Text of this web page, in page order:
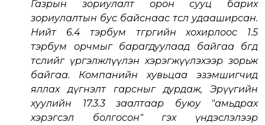
Газрын зориулалт орон сууц барих
зориулалтын бус байснаас төсөл удааширсан.
Нийт 6.4 тэрбум төгрөгийн хохирлоос 1.5
тэрбум орчмыг барагдуулаад байгаа бөгөөд
төслийг үргэлжлүүлэн хэрэгжүүлэхээр зорьж
байгаа. Компанийн хувьцаа эзэмшигчид
яллах дүгнэлт гарсныг дурдаж, Эрүүгийн
хуулийн 17.3.3 заалтаар буюу "амьдрах
хэрэгсэл болгосон" гэх үндэслэлээр